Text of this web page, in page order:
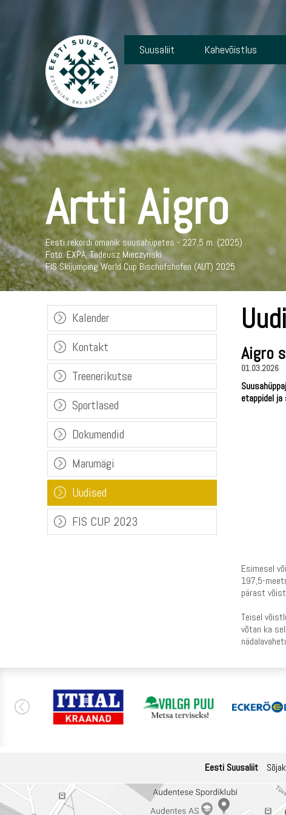
Suusaliit Kahevõistlus
Artti Aigro
Eesti rekordi omanik suusahüpetes - 227,5 m. (2025)
Foto: EXPA, Tadeusz Mieczynski
FIS Skijumping World Cup Bischofshofen (AUT) 2025
Kalender
Kontakt
Treenerikutse
Sportlased
Dokumendid
Marumägi
Uudised
FIS CUP 2023
Aigro
01.03.2026
etappidel
Esimesel
197,5-
pärast
Teisel
võtan ka
Eesti Suusaliit